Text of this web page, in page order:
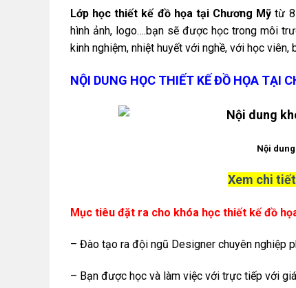
Lớp học thiết kế đồ họa tại Chương Mỹ từ
hình ảnh, logo….bạn sẽ được học trong môi
kinh nghiệm, nhiệt huyết với nghề, với học
NỘI DUNG HỌC THIẾT KẾ ĐỒ HỌA TẠI
Nội
Xem chi
Mục tiêu đặt ra cho khóa học thiết kế đồ
– Đào tạo ra đội ngũ Designer chuyên nghiệp
– Bạn được học và làm việc với trực tiếp với